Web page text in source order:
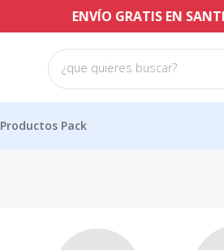
ENVÍO GRATIS EN SANTIAGO POR
¿que quieres buscar?
Productos Pack